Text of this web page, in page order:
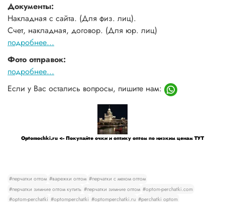
Документы:
Накладная с сайта. (Для физ. лиц).
Счет, накладная, договор. (Для юр. лиц)
подробнее...
Фото отправок:
подробнее...
Если у Вас остались вопросы, пишите нам:
Optomochki.ru <-- Покупайте очки и оптику оптом по низким ценам ТУТ
#перчатки оптом #варежки оптом #перчатки с мехом оптом
#перчатки зимние оптом купить #перчатки зимние оптом #optom-perchatki.com
#optom-perchatki #optomperchatki #optomperchatki.ru #perchatki optom